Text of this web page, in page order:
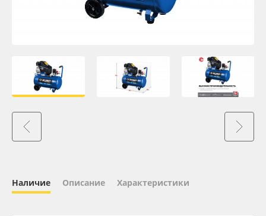
Плёнка монтажная Oratape
ПЭТ листовой
ПЭТ бэклит
Наличие Описание Характеристики